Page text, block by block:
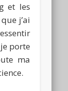
et les
j’ai
porte
ma